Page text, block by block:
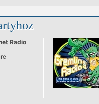
zenéltek
és
a
jelenleg
Radio